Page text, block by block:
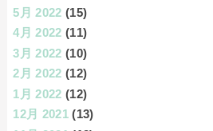
5月 2022 (15)
4月 2022 (11)
3月 2022 (10)
2月 2022 (12)
1月 2022 (12)
12月 2021 (13)